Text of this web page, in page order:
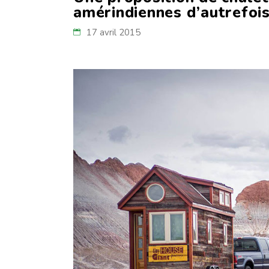
amérindiennes
17 avril 2015